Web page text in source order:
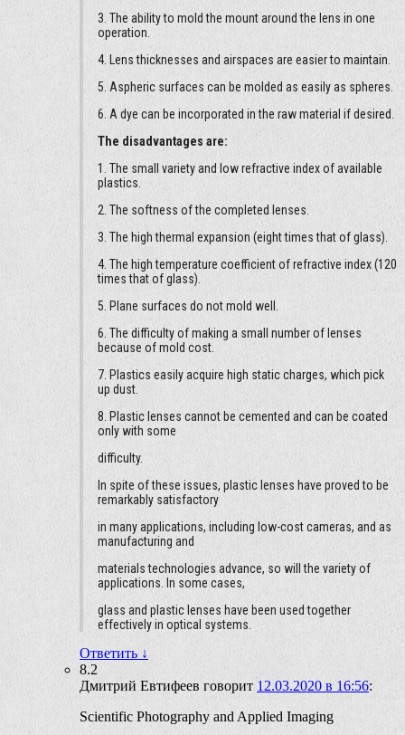
3. The ability to mold the mount around the lens in one
operation.
4. Lens thicknesses and airspaces are easier to maintain.
5. Aspheric surfaces can be molded as easily as spheres.
6. A dye can be incorporated in the raw material if desired.
The disadvantages are:
1. The small variety and low refractive index of available
plastics.
2. The softness of the completed lenses.
3. The high thermal expansion (eight times that of glass).
4. The high temperature coefficient of refractive index (120
times that of glass).
5. Plane surfaces do not mold well.
6. The difficulty of making a small number of lenses
because of mold cost.
7. Plastics easily acquire high static charges, which pick
up dust.
8. Plastic lenses cannot be cemented and can be coated
only with some
difficulty.
In spite of these issues, plastic lenses have proved to be
remarkably satisfactory
in many applications, including low-cost cameras, and as
manufacturing and
materials technologies advance, so will the variety of
applications. In some cases,
glass and plastic lenses have been used together
effectively in optical systems.
Ответить ↓
8.2
Дмитрий Евтифеев говорит 12.03.2020 в 16:56:
Scientific Photography and Applied Imaging